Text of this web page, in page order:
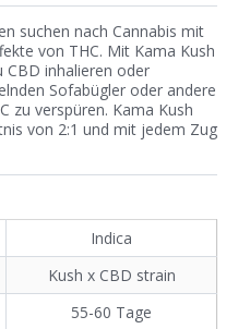
suchen nach Cannabis mit
von THC. Mit Kama Kush
CBD inhalieren oder
Sofabügler oder andere
zu verspüren. Kama Kush
von 2:1 und mit jedem Zug
Indica
Kush x CBD strain
55-60 Tage